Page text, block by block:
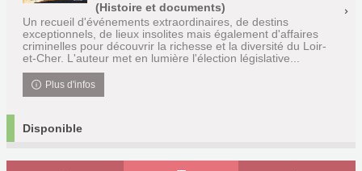
(Histoire et documents)
Un recueil d'événements extraordinaires, de destins
exceptionnels, de lieux insolites mais également d'affaires
criminelles pour découvrir la richesse et la diversité du Loir-
et-Cher. L'auteur met en lumière l'élection législative...
Plus d'infos
Disponible